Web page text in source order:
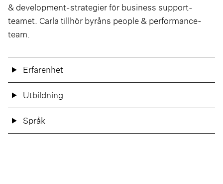
& development-strategier för business support-
teamet. Carla tillhör byråns people & performance-
team.
Erfarenhet
Utbildning
Språk